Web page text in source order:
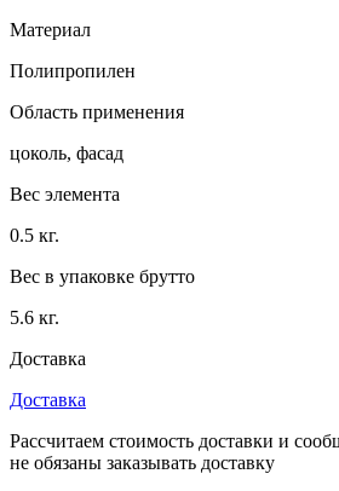
Материал
Полипропилен
Область применения
цоколь, фасад
Вес элемента
0.5 кг.
Вес в упаковке брутто
5.6 кг.
Доставка
Доставка
Рассчитаем стоимость доставки и
не обязаны заказывать доставку